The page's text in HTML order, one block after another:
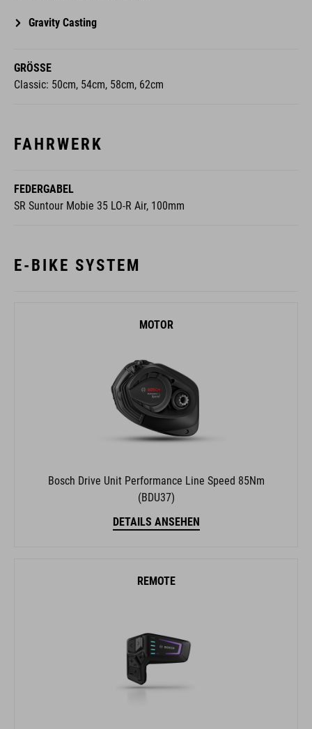
Gravity Casting
GRÖSSE
Classic: 50cm, 54cm, 58cm, 62cm
FAHRWERK
FEDERGABEL
SR Suntour Mobie 35 LO-R Air, 100mm
E-BIKE SYSTEM
MOTOR
Bosch Drive Unit Performance Line Speed 85Nm
(BDU37)
DETAILS ANSEHEN
REMOTE